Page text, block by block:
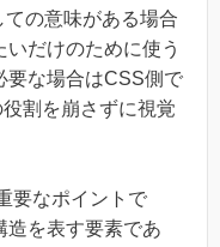
ての意味がある場合
だけのために使う
要な場合はCSS側で
割を崩さずに視覚
要なポイントで
造を表す要素であ